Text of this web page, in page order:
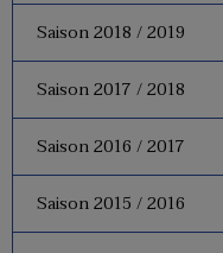
Saison 2018 / 2019
Saison 2017 / 2018
Saison 2016 / 2017
Saison 2015 / 2016